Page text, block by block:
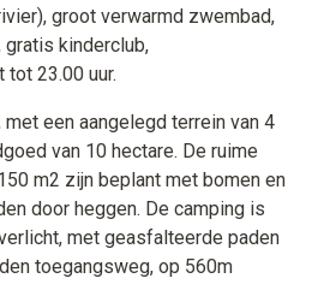
groot verwarmd zwembad,
gratis kinderclub,
tot 23.00 uur.
een aangelegd terrein van 4
van 10 hectare. De ruime
m2 zijn beplant met bomen en
door heggen. De camping is
met geasfalteerde paden
toegangsweg, op 560m